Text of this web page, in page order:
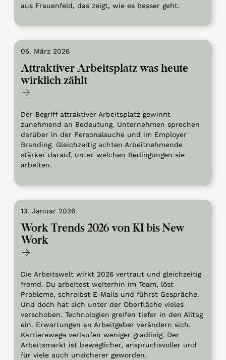
aus Frauenfeld, das zeigt, wie es besser geht.
05. März 2026
Attraktiver Arbeitsplatz was heute
wirklich zählt
Der Begriff attraktiver Arbeitsplatz gewinnt
zunehmend an Bedeutung. Unternehmen sprechen
darüber in der Personalsuche und im Employer
Branding. Gleichzeitig achten Arbeitnehmende
stärker darauf, unter welchen Bedingungen sie
arbeiten.
13. Januar 2026
Work Trends 2026 von KI bis New
Work
Die Arbeitswelt wirkt 2026 vertraut und gleichzeitig
fremd. Du arbeitest weiterhin im Team, löst
Probleme, schreibst E-Mails und führst Gespräche.
Und doch hat sich unter der Oberfläche vieles
verschoben. Technologien greifen tiefer in den Alltag
ein. Erwartungen an Arbeitgeber verändern sich.
Karrierewege verlaufen weniger gradlinig. Der
Arbeitsmarkt ist beweglicher, anspruchsvoller und
für viele auch unsicherer geworden.